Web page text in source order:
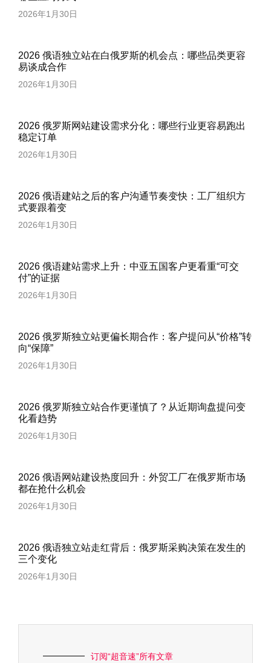
2026年1月30日
2026 俄语独立站在白俄罗斯的机会点：哪些品类更容
易谈成合作
2026年1月30日
2026 俄罗斯网站建设需求分化：哪些行业更容易跑出
稳定订单
2026年1月30日
2026 俄语建站之后的客户沟通节奏变快：工厂组织方
式要跟着变
2026年1月30日
2026 俄语建站需求上升：中亚五国客户更看重“可交
付”的证据
2026年1月30日
2026 俄罗斯独立站更偏长期合作：客户提问从“价格”转
向“保障”
2026年1月30日
2026 俄罗斯独立站合作更谨慎了？从近期询盘提问变
化看趋势
2026年1月30日
2026 俄语网站建设热度回升：外贸工厂在俄罗斯市场
都在抢什么机会
2026年1月30日
2026 俄语独立站走红背后：俄罗斯采购决策在发生的
三个变化
2026年1月30日
订阅“超音速”所有文章